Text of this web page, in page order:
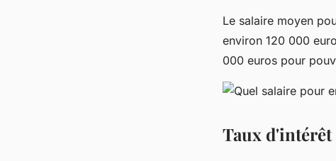
Le salaire moyen
environ 120 000
000 euros pour
Taux